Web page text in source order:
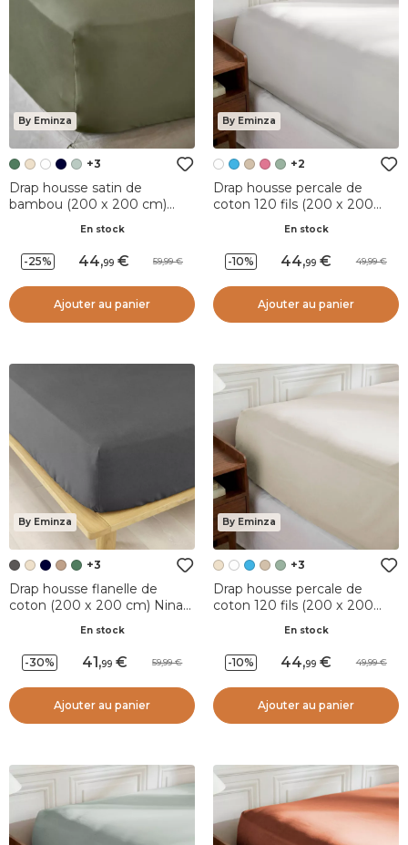
By Eminza
+3
Drap housse satin de
bambou (200 x 200 cm)
En stock
-25% 44,99 59,99
Ajouter au panier
By Eminza
+2
Drap housse percale de
coton 120 fils (200 x 200
En stock
-10% 44,99 49,99
Ajouter au panier
By Eminza
+3
Drap housse flanelle de
coton (200 x 200 cm) Nina
En stock
-30% 41,99 59,99
Ajouter au panier
By Eminza
+3
Drap housse percale de
coton 120 fils (200 x 200
En stock
-10% 44,99 49,99
Ajouter au panier